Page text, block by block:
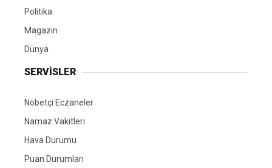
Politika
Magazin
Dünya
SERVİSLER
Nöbetçi Eczaneler
Namaz Vakitleri
Hava Durumu
Puan Durumları